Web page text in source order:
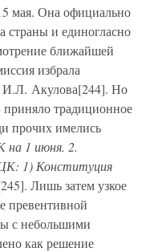
мая. Она официально
страны и единогласно
ближайшей
избрала
И.Л. Акулова[244]. Но
традиционное
прочих имелись
на 1 июня. 2.
1) Конституция
Лишь затем узкое
превентивной
с небольшими
как решение